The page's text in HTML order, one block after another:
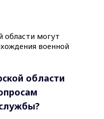
области